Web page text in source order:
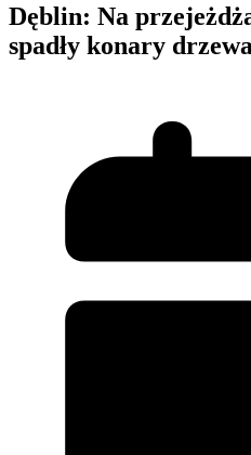
Dęblin: Na
spadły konary drzewa